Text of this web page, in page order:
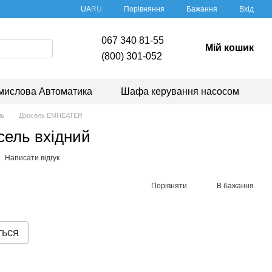
UARU Порівняння Бажання Вхід
067 340 81-55
(800) 301-052
Мій кошик
Автоматика Шафа керування насосом
Дросель EMHEATER
вхідний
Написати відгук
Порівняти В бажання